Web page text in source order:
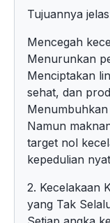
Tujuannya
Mencegah
Menurunkan
Menciptakan
sehat, dan
Namun
target nol
kepedulian
2. Kecelakaan
yang Tak